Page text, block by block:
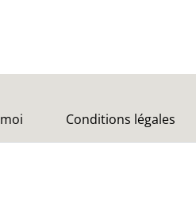
Conditions légales